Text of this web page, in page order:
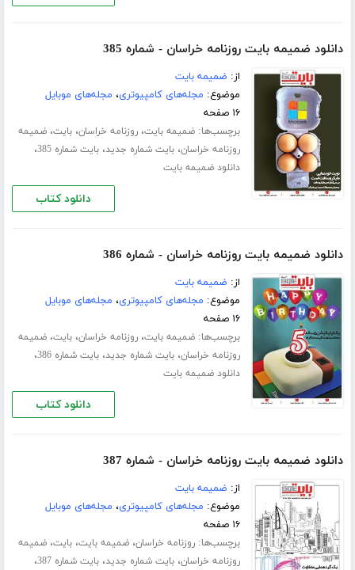
دانلود ضمیمه بایت روزنامه خراسان - شماره 385
از: ضمیمه بایت
موضوع: مجله‌های کامپیوتری، مجله‌های موبایل
۱۶ صفحه
برچسب‌ها:ضمیمه بایت،روزنامه خراسان،بایت،ضمیمه
روزنامه خراسان،بایت شماره جدید،بایت شماره 385 ،
دانلود ضمیمه بایت
دانلود کتاب
دانلود ضمیمه بایت روزنامه خراسان - شماره 386
از: ضمیمه بایت
موضوع: مجله‌های کامپیوتری، مجله‌های موبایل
۱۶ صفحه
برچسب‌ها:ضمیمه بایت،روزنامه خراسان،بایت،ضمیمه
روزنامه خراسان،بایت شماره جدید،بایت شماره 386 ،
دانلود ضمیمه بایت
دانلود کتاب
دانلود ضمیمه بایت روزنامه خراسان - شماره 387
از: ضمیمه بایت
موضوع: مجله‌های کامپیوتری، مجله‌های موبایل
۱۶ صفحه
برچسب‌ها:روزنامه خراسان،ضمیمه بایت،بایت،ضمیمه
روزنامه خراسان،بایت شماره جدید،بایت شماره 387 ،